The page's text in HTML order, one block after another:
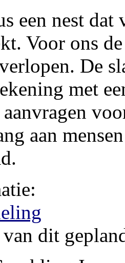
een nest
Voor ons
De
met
aan
van dit